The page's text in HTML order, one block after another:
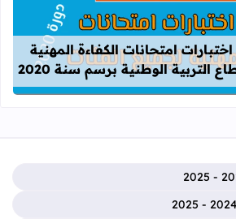
قراءة المزيد عن تحيين مواصفات
امتحانات الكفاءة المهنية
التربية الوطنية برسم سنة 2020